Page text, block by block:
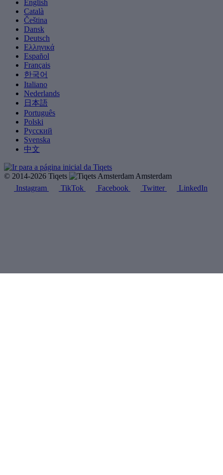
English
Català
Čeština
Dansk
Deutsch
Ελληνικά
Español
Français
한국어
Italiano
Nederlands
日本語
Português
Polski
Русский
Svenska
中文
© 2014-2026 Tiqets
Amsterdam
Instagram
TikTok Facebook Twitter LinkedIn